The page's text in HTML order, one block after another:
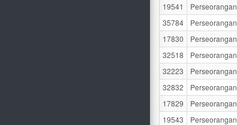
19541
Perseorangan
35784
Perseorangan
17830
Perseorangan
32518
Perseorangan
32223
Perseorangan
32832
Perseorangan
17829
Perseorangan
19543
Perseorangan